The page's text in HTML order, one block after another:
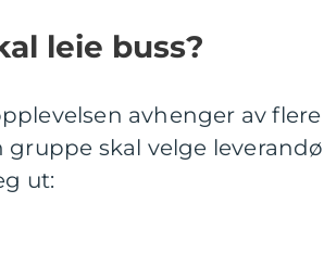
leie buss?
avhenger av flere
skal velge
ut: